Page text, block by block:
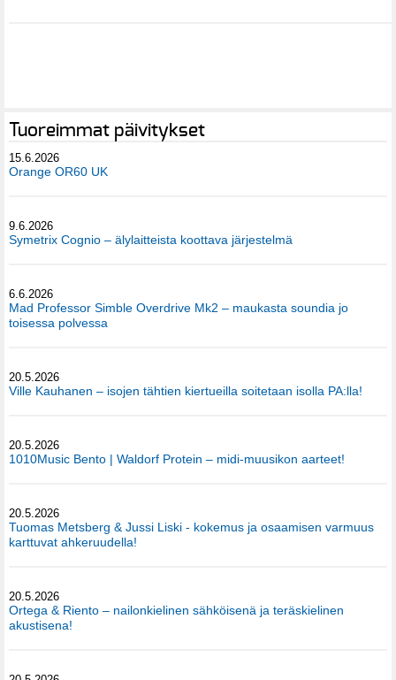
Tuoreimmat päivitykset
15.6.2026
Orange OR60 UK
9.6.2026
Symetrix Cognio – älylaitteista koottava järjestelmä
6.6.2026
Mad Professor Simble Overdrive Mk2 – maukasta soundia jo
toisessa polvessa
20.5.2026
Ville Kauhanen – isojen tähtien kiertueilla soitetaan isolla PA:lla!
20.5.2026
1010Music Bento | Waldorf Protein – midi-muusikon aarteet!
20.5.2026
Tuomas Metsberg & Jussi Liski - kokemus ja osaamisen varmuus
karttuvat ahkeruudella!
20.5.2026
Ortega & Riento – nailonkielinen sähköisenä ja teräskielinen
akustisena!